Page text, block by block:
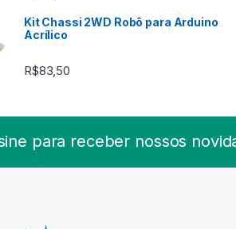
Kit Chassi 2WD Robô para Arduino
Acrílico
R$83,50
para receber nossos